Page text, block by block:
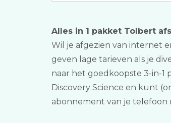
Alles in 1 pakket Tolbert
Wil je afgezien van internet
geven lage tarieven als je
naar het goedkoopste 3-in-1
Discovery Science en kunt
abonnement van je telefoon